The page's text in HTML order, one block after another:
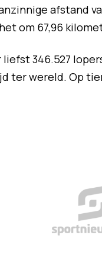
afstand
om 67,96
346.527
ter wereld. Op